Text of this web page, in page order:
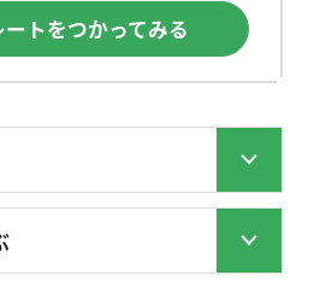
ートをつかってみる